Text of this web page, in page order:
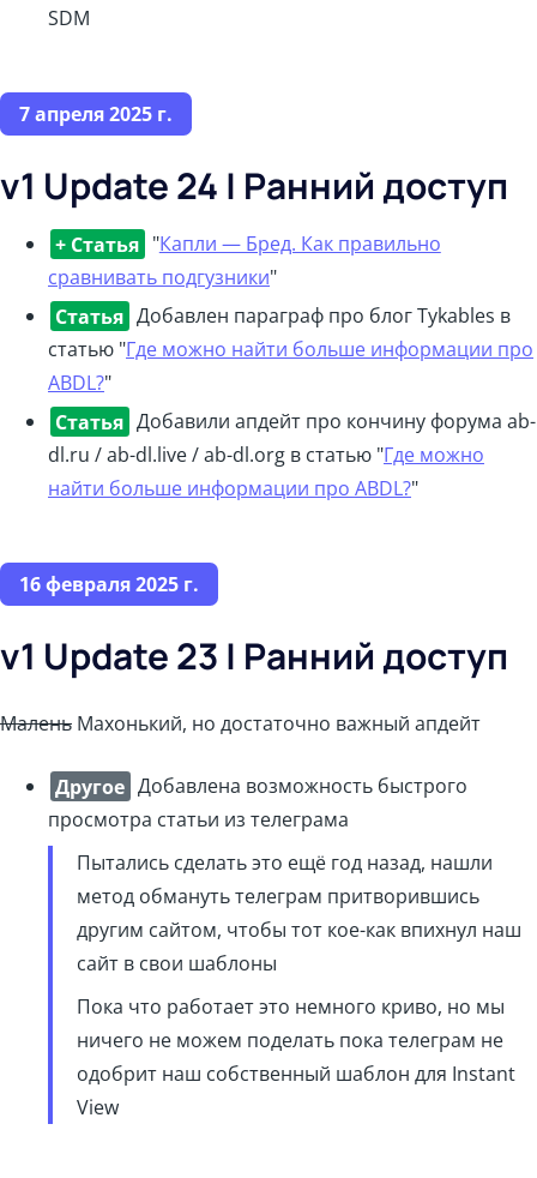
SDM
7 апреля 2025 г.
v1 Update 24 | Ранний доступ
+ Статья "Капли — Бред. Как правильно
сравнивать подгузники"
Статья Добавлен параграф про блог Tykables в
статью "Где можно найти больше информации про
ABDL?"
Статья Добавили апдейт про кончину форума ab-
dl.ru / ab-dl.live / ab-dl.org в статью "Где можно
найти больше информации про ABDL?"
16 февраля 2025 г.
v1 Update 23 | Ранний доступ
Малень Махонький, но достаточно важный апдейт
Другое Добавлена возможность быстрого
просмотра статьи из телеграма
Пытались сделать это ещё год назад, нашли
метод обмануть телеграм притворившись
другим сайтом, чтобы тот кое-как впихнул наш
сайт в свои шаблоны
Пока что работает это немного криво, но мы
ничего не можем поделать пока телеграм не
одобрит наш собственный шаблон для Instant
View